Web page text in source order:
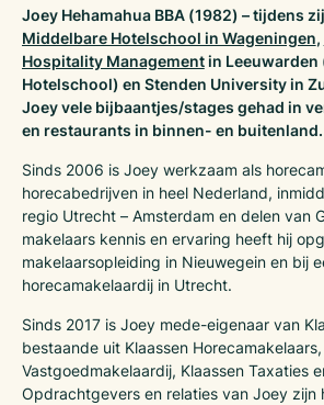
Joey Hehamahua BBA (1982) – tijdens
Middelbare Hotelschool in Wageningen,
Hospitality Managementin Leeuwarden
Hotelschool) en Stenden University in
Joey vele bijbaantjes/stages gehad in
en restaurants in binnen- en buitenland.
Sinds 2006 is Joey werkzaam als
horecabedrijven in heel Nederland,
regio Utrecht – Amsterdam en delen van
makelaars kennis en ervaring heeft hij
makelaarsopleiding in Nieuwegein en bij
horecamakelaardij in Utrecht.
Sinds 2017 is Joey mede-eigenaar van
bestaande uit Klaassen
Vastgoedmakelaardij, Klaassen Taxaties
Opdrachtgevers en relaties van Joey zijn